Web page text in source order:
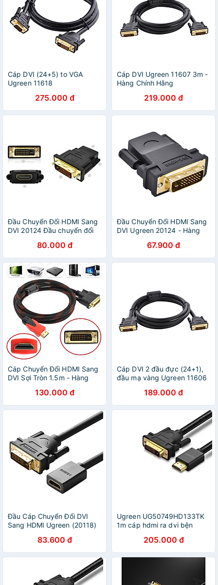
Cáp DVI (24+5) to VGA
Ugreen 11618
275.000 đ
Cáp DVI Ugreen 11607 3m -
Hàng Chính Hãng
219.000 đ
Đầu Chuyển Đổi HDMI Sang
DVI 20124 Đầu chuyển đổi
HDMI cổng cái (màu đen)
Đầu chuyển đổi HDMI cái
sang DVI 24+1 đực - Hàng
Nhập Khẩu
80.000 đ
Đầu Chuyển Đổi HDMI Sang
DVI Ugreen 20124 - Hàng
67.900 đ
Cáp Chuyển Đổi HDMI Sang
DVI Sợi Tròn 1.5m - Hàng
DVI (24+1) dài 1.5m - Giao
Màu Ngẫu Nhiên - CÁP
HDMI DISPLAYPORT
130.000 đ
Cáp DVI 2 đầu đực (24+1),
đầu mạ vàng Ugreen 11606
189.000 đ
Đầu Cáp Chuyển Đổi DVI
Sang HDMI Ugreen (20118)
83.600 đ
Ugreen UG50749HD133TK
1m cáp hdmi ra dvi bện
205.000 đ